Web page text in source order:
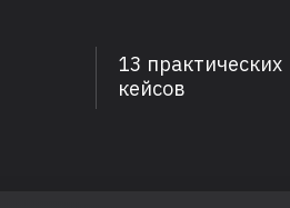
13 практических
кейсов